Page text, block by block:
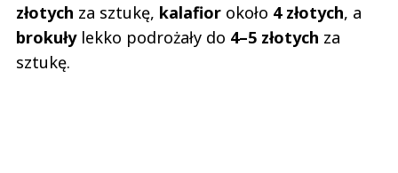
złotych za sztukę, kalafior około 4 złotych, a
brokuły lekko podrożały do 4–5 złotych za
sztukę.